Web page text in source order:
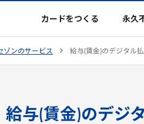
カードをつくる 永久
ゾンのサービス 給与(賃金)のデジタル
給与(賃金)のデジ